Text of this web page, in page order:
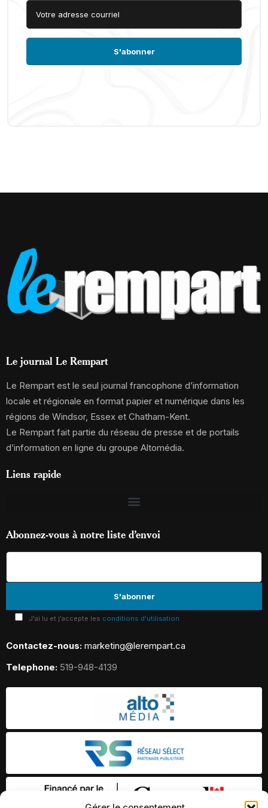
Le journal Le Rempart
Le Rempart est le seul journal francophone d’information
locale et régionale en format papier et numérique dans les
régions de Windsor, Essex et Chatham-Kent.
Le Rempart fait partie du réseau de presse et de portails
d’information en ligne du groupe Altomédia.
Liens rapide
Abonnez-vous à notre liste d’envoi
J'ai lu et j'accepte les conditions d'utilisation
Contactez-nous: marketing@lerempart.ca
Telephone: 519-948-4139